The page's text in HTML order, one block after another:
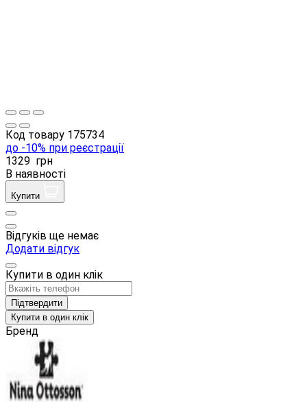
Код товару 175734
до -10% при реєстрації
1329 грн
В наявності
Купити
Відгуків ще немає
Додати відгук
Купити в один клік
Підтвердити
Купити в один клік
Бренд